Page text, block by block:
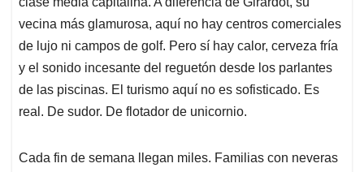
vecina más glamurosa, aquí no hay centros comerciales
de lujo ni campos de golf. Pero sí hay calor, cerveza fría
y el sonido incesante del reguetón desde los parlantes
de las piscinas. El turismo aquí no es sofisticado. Es
real. De sudor. De flotador de unicornio.
Cada fin de semana llegan miles. Familias con neveras